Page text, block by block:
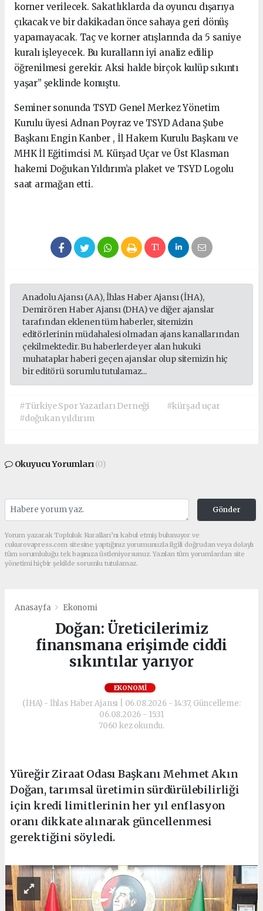
korner verilecek. Sakatlıklarda da oyuncu dışarıya
çıkacak ve bir dakikadan önce sahaya geri dönüş
yapamayacak. Taç ve korner atışlarında da 5 saniye
kuralı işleyecek. Bu kuralların iyi analiz edilip
öğrenilmesi gerekir. Aksi halde birçok kulüp sıkıntı
yaşar” şeklinde konuştu.
Seminer sonunda TSYD Genel Merkez Yönetim
Kurulu üyesi Adnan Poyraz ve TSYD Adana Şube
Başkanı Engin Kanber , İl Hakem Kurulu Başkanı ve
MHK İl Eğitimcisi M. Kürşad Uçar ve Üst Klasman
hakemi Doğukan Yıldırım’a plaket ve TSYD Logolu
saat armağan etti.
Anadolu Ajansı (AA), İhlas Haber Ajansı (İHA),
Demirören Haber Ajansı (DHA) ve diğer ajanslar
tarafından eklenen tüm haberler, sitemizin
editörlerinin müdahalesi olmadan ajans kanallarından
çekilmektedir. Bu haberlerde yer alan hukuki
muhataplar haberi geçen ajanslar olup sitemizin hiç
bir editörü sorumlu tutulamaz...
#Türkiye Spor Yazarları Derneği
#kürşad uçar
#doğukan yıldırım
Okuyucu Yorumları(0)
Gönder
Yorum yazarak Topluluk Kuralları’nı kabul etmiş bulunuyor ve
cukurovapress.com sitesine yaptığınız yorumunuzla ilgili doğrudan veya dolaylı
tüm sorumluluğu tek başınıza üstleniyorsunuz. Yazılan tüm yorumlardan site
yönetimi hiçbir şekilde sorumlu tutulamaz.
Anasayfa Ekonomi
Doğan: Üreticilerimiz
finansmana erişimde ciddi
sıkıntılar yarıyor
EKONOMI
(İHA) - İhlas Haber Ajansı | 06.08.2026 - 14:37, Güncelleme:
06.08.2026 - 15:31
7060 kez okundu.
Yüreğir Ziraat Odası Başkanı Mehmet Akın
Doğan, tarımsal üretimin sürdürülebilirliği
için kredi limitlerinin her yıl enflasyon
oranı dikkate alınarak güncellenmesi
gerektiğini söyledi.